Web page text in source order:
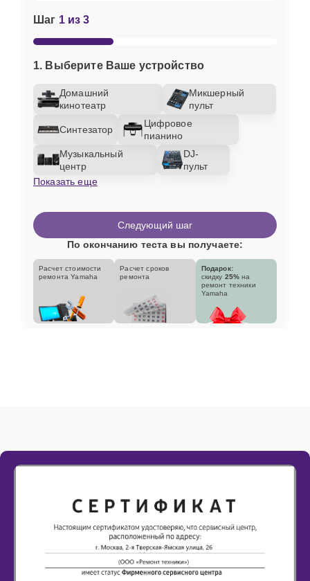
Шаг 1 из 3
1. Выберите Ваше устройство
Домашний
кинотеатр
Микшерный
пульт
Синтезатор
Цифровое
пианино
Музыкальный
центр
DJ-
пульт
Показать еще
Следующий шаг
По окончанию теста вы получаете:
Расчет стоимости
ремонта Yamaha
Расчет сроков
ремонта
Подарок:
скидку 25% на
ремонт техники
Yamaha